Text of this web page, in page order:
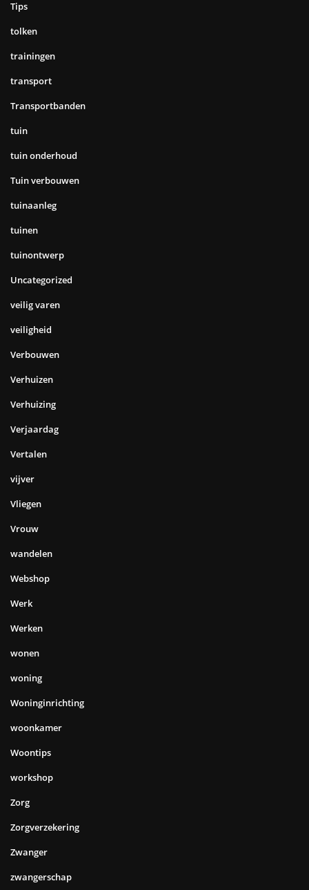
Tips
tolken
trainingen
transport
Transportbanden
tuin
tuin onderhoud
Tuin verbouwen
tuinaanleg
tuinen
tuinontwerp
Uncategorized
veilig varen
veiligheid
Verbouwen
Verhuizen
Verhuizing
Verjaardag
Vertalen
vijver
Vliegen
Vrouw
wandelen
Webshop
Werk
Werken
wonen
woning
Woninginrichting
woonkamer
Woontips
workshop
Zorg
Zorgverzekering
Zwanger
zwangerschap